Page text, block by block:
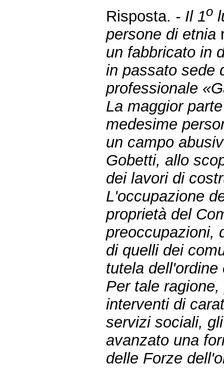
Risposta. - Il 1o
persone di etnia
un fabbricato in
in passato sede
professionale
La maggior
medesime
un campo
Gobetti, allo
dei lavori di
L'occupazione
proprietà del
preoccupazioni,
di quelli dei
tutela
Per tale
interventi di
servizi sociali,
avanzato una
delle Forze